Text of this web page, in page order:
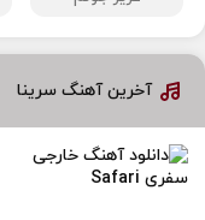
آخرین آهنگ سرینا